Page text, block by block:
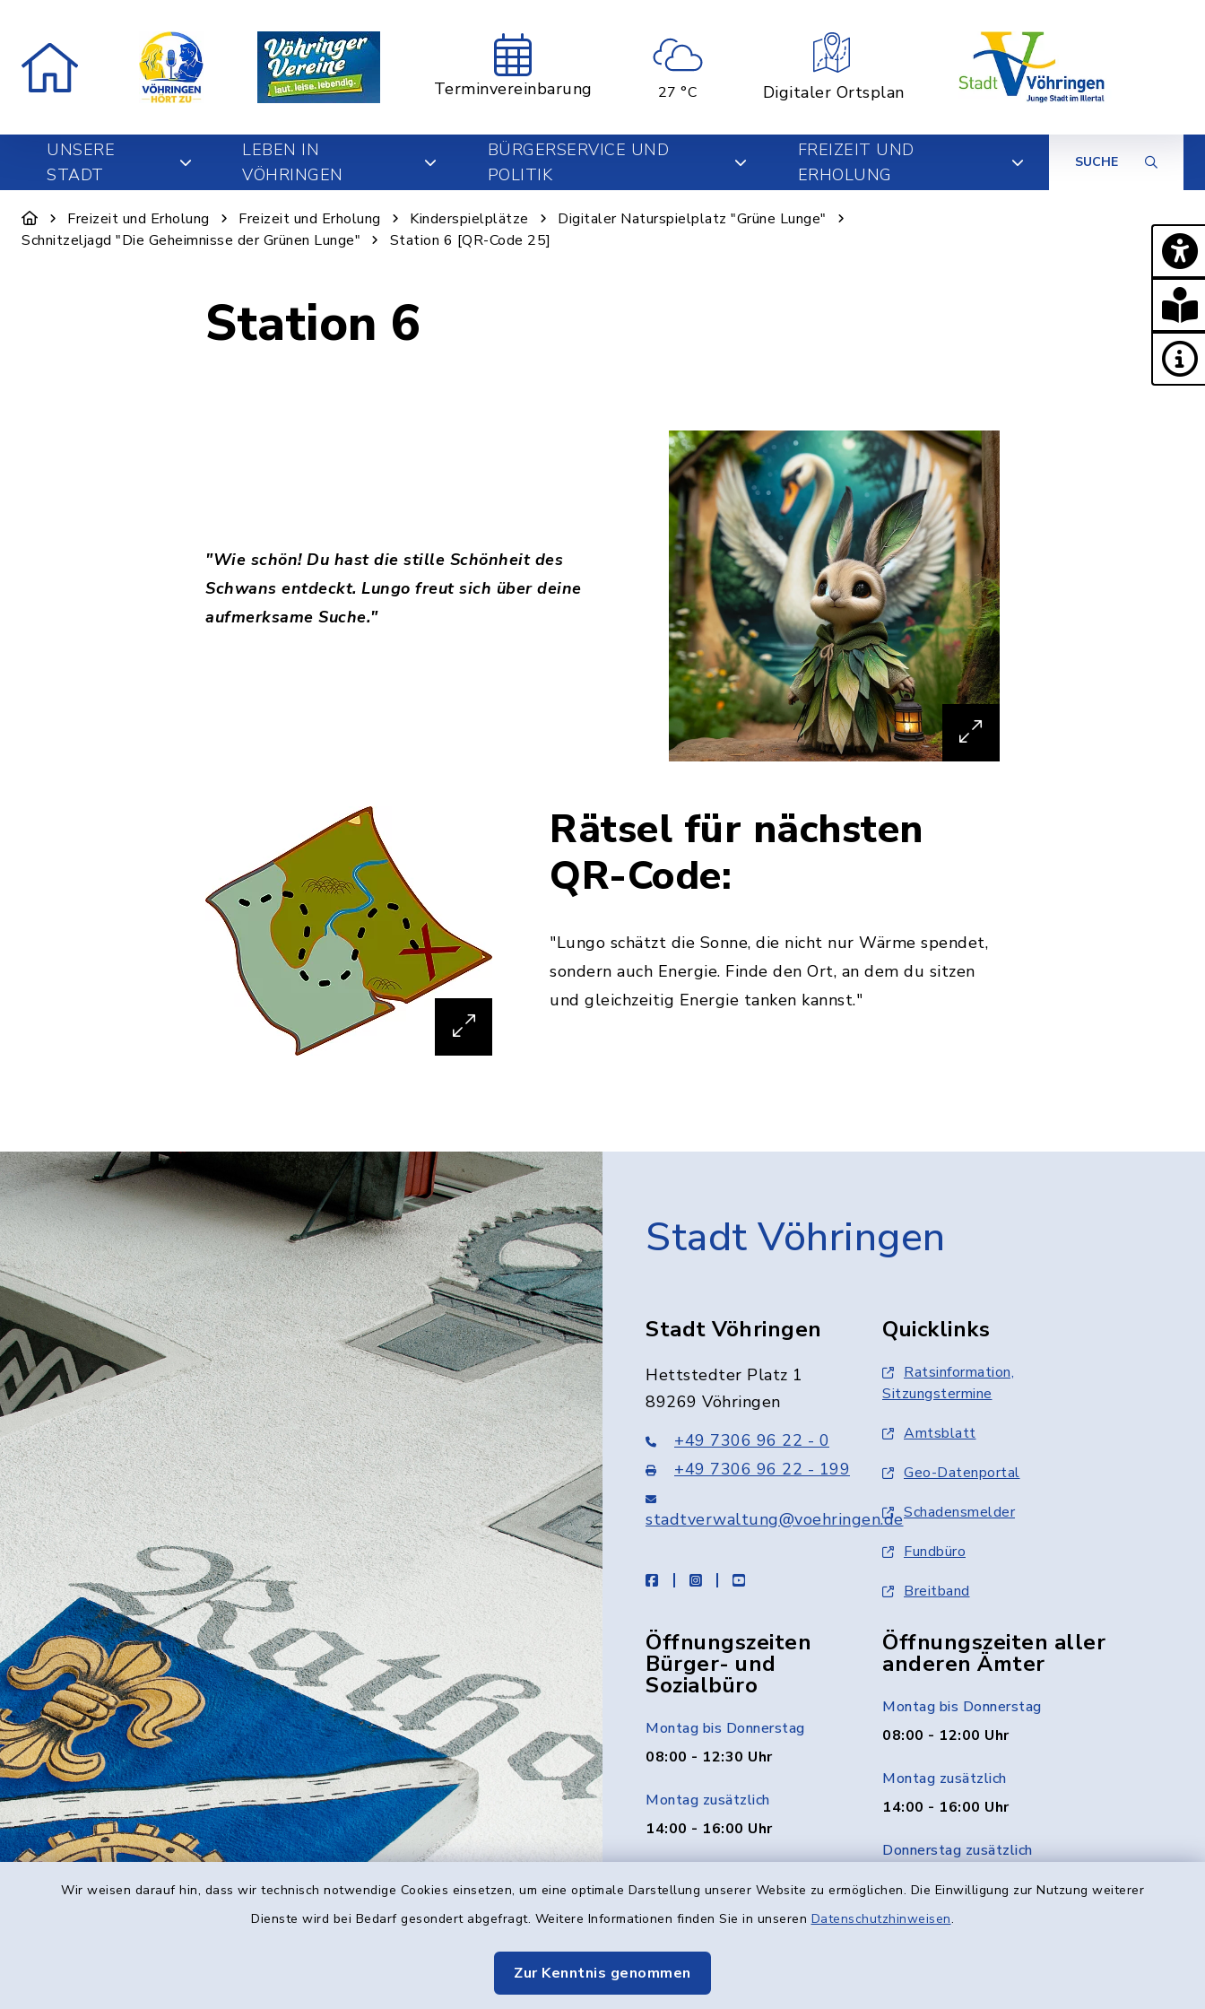
Wir weisen darauf hin, dass wir technisch notwendige Cookies einsetzen, um eine optimale Darstellung unserer Website zu ermöglichen. Die Einwilligung zur Nutzung weiterer
Dienste wird bei Bedarf gesondert abgefragt. Weitere Informationen finden Sie in unseren Datenschutzhinweisen.
Zur Kenntnis genommen
Terminvereinbarung 27 °C Digitaler Ortsplan
UNSERE
STADT
LEBEN IN
VÖHRINGEN
BÜRGERSERVICE UND
POLITIK
FREIZEIT UND
ERHOLUNG
SUCHE
Freizeit und Erholung Freizeit und Erholung Kinderspielplätze
Digitaler Naturspielplatz "Grüne Lunge"
Schnitzeljagd "Die Geheimnisse der Grünen Lunge"
Station 6 [QR-Code 25]
Station 6
"Wie schön! Du hast die stille Schönheit des
Schwans entdeckt. Lungo freut sich über deine
aufmerksame Suche."
Rätsel für nächsten
QR-Code:
"Lungo schätzt die Sonne, die nicht nur Wärme spendet,
sondern auch Energie. Finde den Ort, an dem du sitzen
und gleichzeitig Energie tanken kannst."
Stadt Vöhringen
Stadt Vöhringen
Hettstedter Platz 1
89269 Vöhringen
+49 7306 96 22 - 0
+49 7306 96 22 - 199
stadtverwaltung@voehringen.de
facebookinstagramyoutube
Quicklinks
Ratsinformation,
Sitzungstermine
Amtsblatt
Geo-Datenportal
Schadensmelder
Fundbüro
Breitband
Öffnungszeiten
Bürger- und
Sozialbüro
Montag bis Donnerstag
08:00 - 12:30 Uhr
Montag zusätzlich
14:00 - 16:00 Uhr
14:00 - 18:00 Uhr
08:00 - 12:00 Uhr
Öffnungszeiten aller
anderen Ämter
Montag bis Donnerstag
08:00 - 12:00 Uhr
Montag zusätzlich
14:00 - 16:00 Uhr
Donnerstag zusätzlich
Freitag